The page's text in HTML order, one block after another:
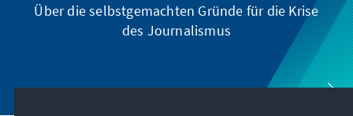
Über die selbstgemachten Gründe für die Krise
des Journalismus